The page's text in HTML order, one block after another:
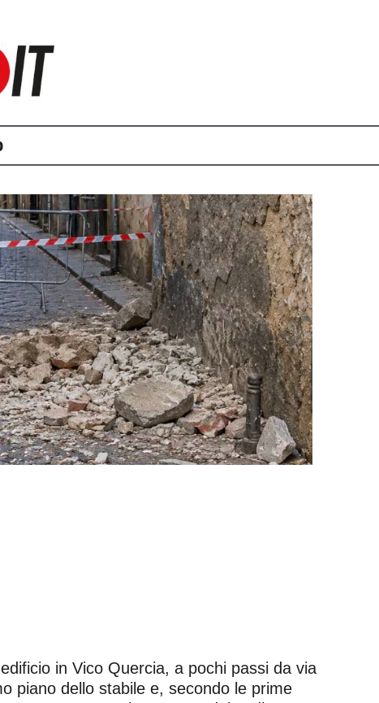
in Vico Quercia, a pochi passi da via
piano dello stabile e, secondo le prime